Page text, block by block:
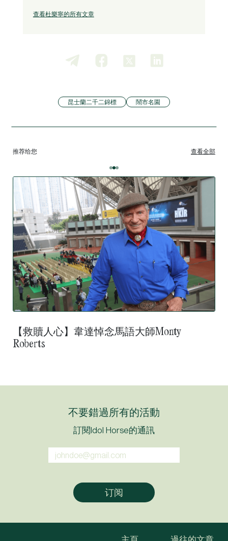
查看杜樂寧的所有文章
昆士蘭二千二錦標 鬧市名園
推荐给您 查看全部
【救贖人心】韋達悼念馬語大師Monty
Roberts
不要錯過所有的活動
訂閱Idol Horse的通訊